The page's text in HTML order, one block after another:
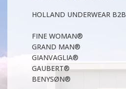
HOLLAND UNDERWEAR B2B
FINE WOMAN®
GRAND MAN®
GIANVAGLIA®
GAUBERT®
BENYSØN®